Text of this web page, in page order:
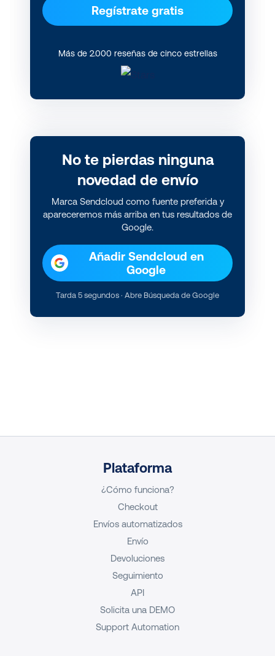
Regístrate gratis
Más de 2.000 reseñas de cinco estrellas
No te pierdas ninguna
novedad de envío
Marca Sendcloud como fuente preferida y
apareceremos más arriba en tus resultados de
Google.
Añadir Sendcloud en
Google
Tarda 5 segundos · Abre Búsqueda de Google
Plataforma
¿Cómo funciona?
Checkout
Envíos automatizados
Envío
Devoluciones
Seguimiento
API
Solicita una DEMO
Support Automation